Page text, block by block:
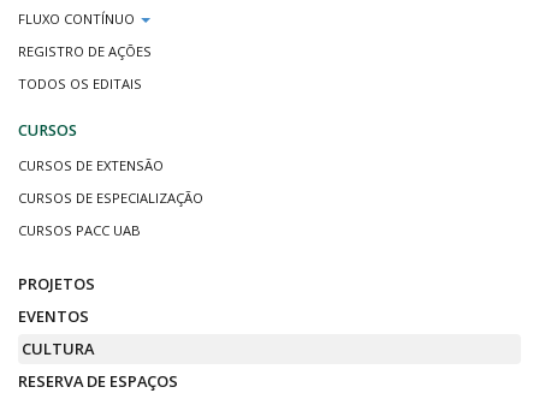
FLUXO CONTÍNUO
REGISTRO DE AÇÕES
TODOS OS EDITAIS
CURSOS
CURSOS DE EXTENSÃO
CURSOS DE ESPECIALIZAÇÃO
CURSOS PACC UAB
PROJETOS
EVENTOS
CULTURA
RESERVA DE ESPAÇOS